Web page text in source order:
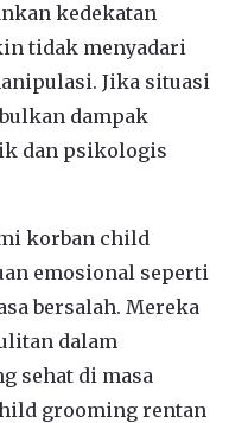
kedekatan
tidak menyadari
Jika situasi
dampak
dan psikologis
korban child
emosional seperti
bersalah. Mereka
dalam
sehat di masa
grooming rentan